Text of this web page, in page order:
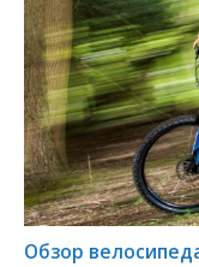
Обзор